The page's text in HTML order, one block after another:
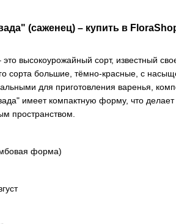
(саженец) – купить в
высокоурожайный сорт, известный
сорта большие, тёмно-красные, с
для приготовления варенья,
имеет компактную форму, что
пространством.
форма)